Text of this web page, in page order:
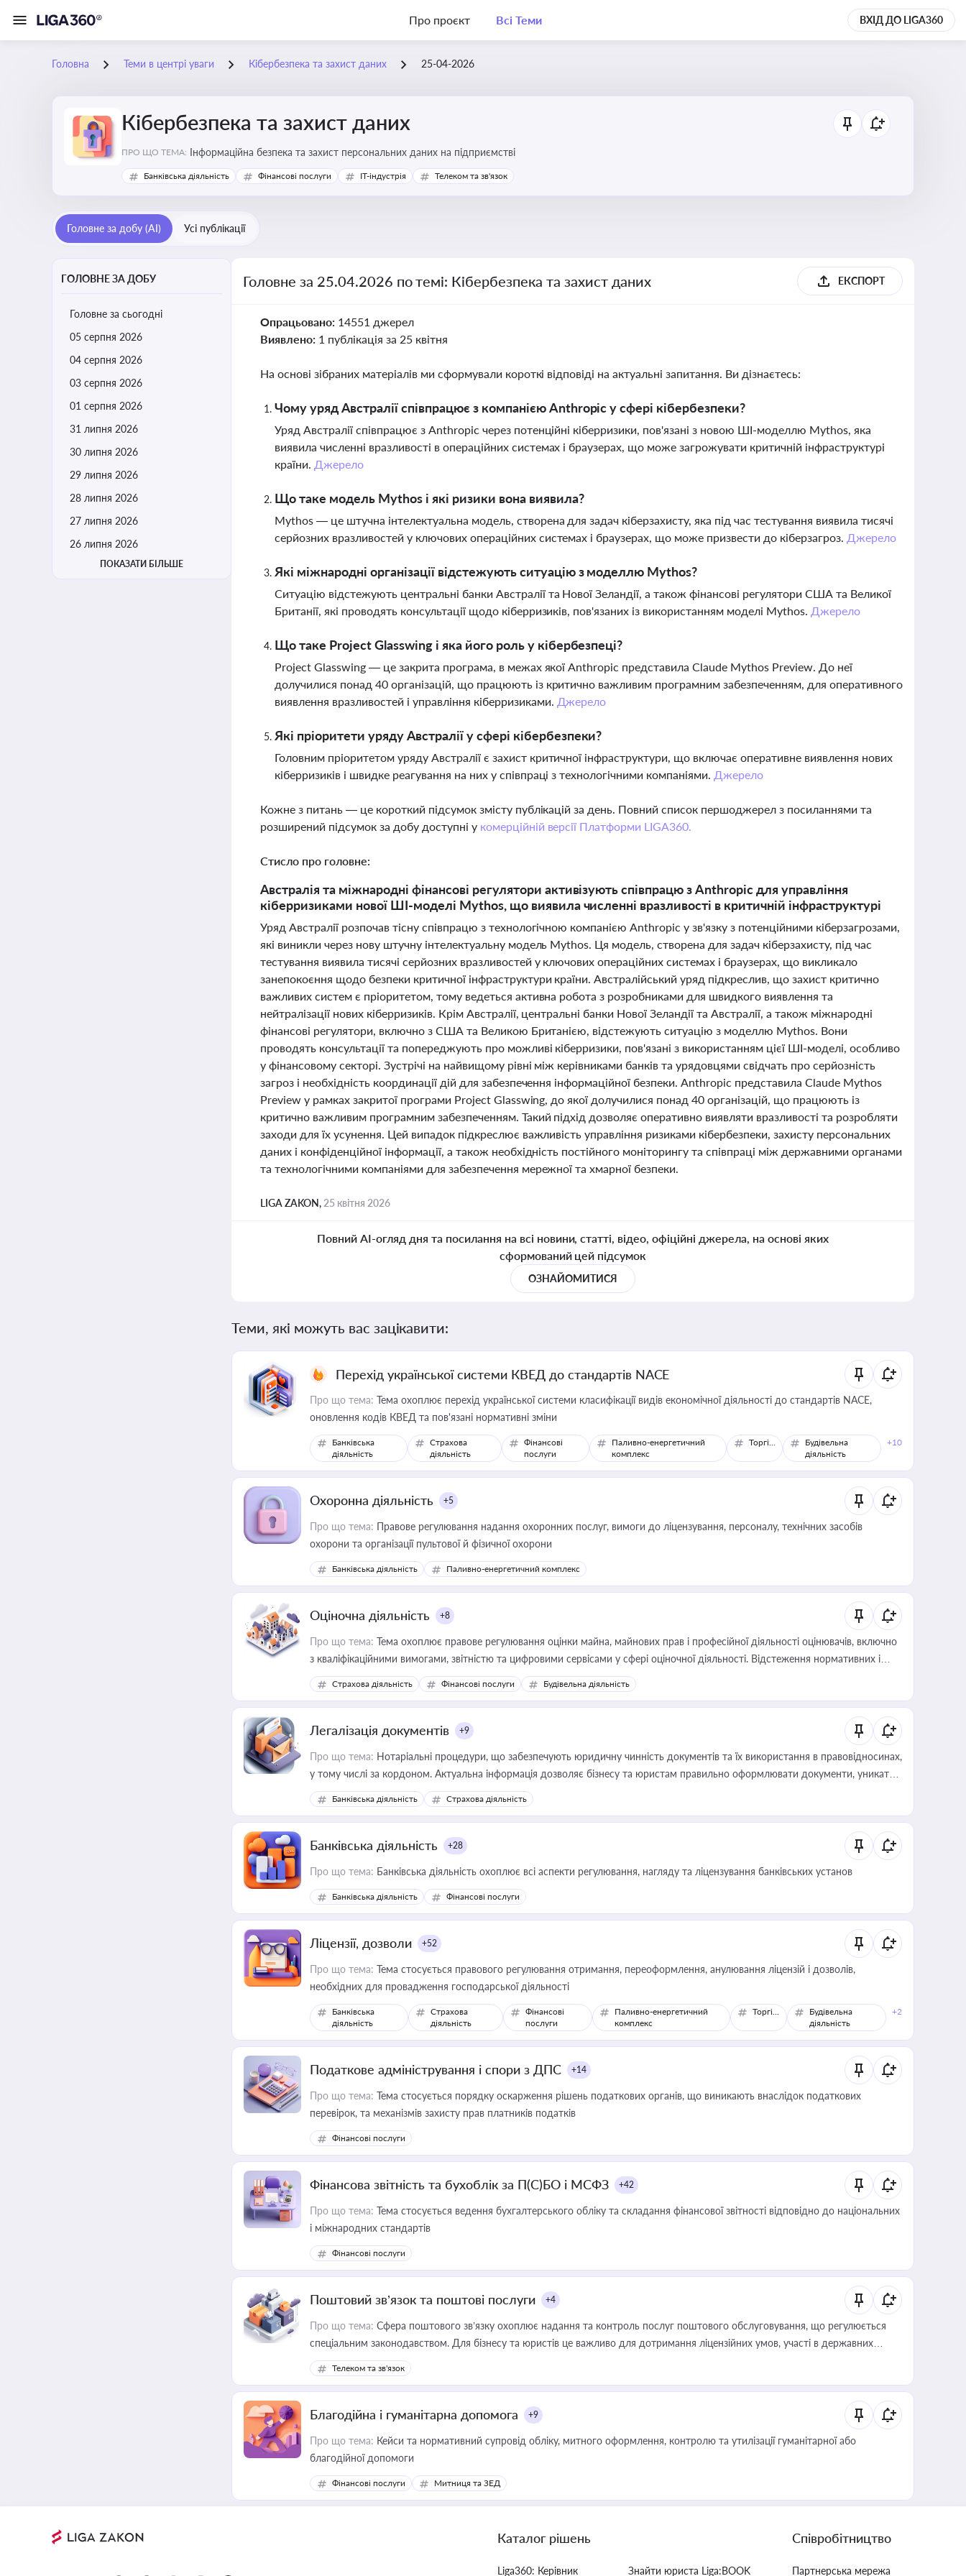
Про проєкт Всі Теми ВХІД ДО LIGA360
Головна Теми в центрі уваги Кібербезпека та захист даних 25-04-2026
Кібербезпека та захист даних
ПРО ЩО ТЕМА: Інформаційна безпека та захист персональних даних на підприємстві
Банківська діяльність Фінансові послуги IT-індустрія Телеком та зв'язок
Головне за добу (AI) Усі публікації
ГОЛОВНЕ ЗА ДОБУ
Головне за сьогодні
05 серпня 2026
04 серпня 2026
03 серпня 2026
01 серпня 2026
31 липня 2026
30 липня 2026
29 липня 2026
28 липня 2026
27 липня 2026
26 липня 2026
ПОКАЗАТИ БІЛЬШЕ
Головне за 25.04.2026 по темі: Кібербезпека та захист даних ЕКСПОРТ
Опрацьовано: 14551 джерел
Виявлено: 1 публікація за 25 квітня
На основі зібраних матеріалів ми сформували короткі відповіді на актуальні запитання. Ви дізнаєтесь:
Чому уряд Австралії співпрацює з компанією Anthropic у сфері кібербезпеки?
Уряд Австралії співпрацює з Anthropic через потенційні кіберризики, пов'язані з новою ШІ-моделлю Mythos, яка
виявила численні вразливості в операційних системах і браузерах, що може загрожувати критичній інфраструктурі
країни. Джерело
Що таке модель Mythos і які ризики вона виявила?
Mythos — це штучна інтелектуальна модель, створена для задач кіберзахисту, яка під час тестування виявила тисячі
серйозних вразливостей у ключових операційних системах і браузерах, що може призвести до кіберзагроз. Джерело
Які міжнародні організації відстежують ситуацію з моделлю Mythos?
Ситуацію відстежують центральні банки Австралії та Нової Зеландії, а також фінансові регулятори США та Великої
Британії, які проводять консультації щодо кіберризиків, пов'язаних із використанням моделі Mythos. Джерело
Що таке Project Glasswing і яка його роль у кібербезпеці?
Project Glasswing — це закрита програма, в межах якої Anthropic представила Claude Mythos Preview. До неї
долучилися понад 40 організацій, що працюють із критично важливим програмним забезпеченням, для оперативного
виявлення вразливостей і управління кіберризиками. Джерело
Які пріоритети уряду Австралії у сфері кібербезпеки?
Головним пріоритетом уряду Австралії є захист критичної інфраструктури, що включає оперативне виявлення нових
кіберризиків і швидке реагування на них у співпраці з технологічними компаніями. Джерело
Кожне з питань — це короткий підсумок змісту публікацій за день. Повний список першоджерел з посиланнями та
розширений підсумок за добу доступні у комерційній версії Платформи LIGA360.
Стисло про головне:
Австралія та міжнародні фінансові регулятори активізують співпрацю з Anthropic для управління
кіберризиками нової ШІ-моделі Mythos, що виявила численні вразливості в критичній інфраструктурі
Уряд Австралії розпочав тісну співпрацю з технологічною компанією Anthropic у зв'язку з потенційними кіберзагрозами,
які виникли через нову штучну інтелектуальну модель Mythos. Ця модель, створена для задач кіберзахисту, під час
тестування виявила тисячі серйозних вразливостей у ключових операційних системах і браузерах, що викликало
занепокоєння щодо безпеки критичної інфраструктури країни. Австралійський уряд підкреслив, що захист критично
важливих систем є пріоритетом, тому ведеться активна робота з розробниками для швидкого виявлення та
нейтралізації нових кіберризиків. Крім Австралії, центральні банки Нової Зеландії та Австралії, а також міжнародні
фінансові регулятори, включно з США та Великою Британією, відстежують ситуацію з моделлю Mythos. Вони
проводять консультації та попереджують про можливі кіберризики, пов'язані з використанням цієї ШІ-моделі, особливо
у фінансовому секторі. Зустрічі на найвищому рівні між керівниками банків та урядовцями свідчать про серйозність
загроз і необхідність координації дій для забезпечення інформаційної безпеки. Anthropic представила Claude Mythos
Preview у рамках закритої програми Project Glasswing, до якої долучилися понад 40 організацій, що працюють із
критично важливим програмним забезпеченням. Такий підхід дозволяє оперативно виявляти вразливості та розробляти
заходи для їх усунення. Цей випадок підкреслює важливість управління ризиками кібербезпеки, захисту персональних
даних і конфіденційної інформації, а також необхідність постійного моніторингу та співпраці між державними органами
та технологічними компаніями для забезпечення мережної та хмарної безпеки.
LIGA ZAKON, 25 квітня 2026
Повний AI-огляд дня та посилання на всі новини, статті, відео, офіційні джерела, на основі яких
сформований цей підсумок
ОЗНАЙОМИТИСЯ
Теми, які можуть вас зацікавити:
Перехід української системи КВЕД до стандартів NACE
Про що тема: Тема охоплює перехід української системи класифікації видів економічної діяльності до стандартів NACE,
оновлення кодів КВЕД та пов'язані нормативні зміни
Банківська
діяльність
Страхова
діяльність
Фінансові
послуги
Паливно-енергетичний
комплекс
Торгівля
Будівельна
діяльність
+10
Охоронна діяльність +5
Про що тема: Правове регулювання надання охоронних послуг, вимоги до ліцензування, персоналу, технічних засобів
охорони та організації пультової й фізичної охорони
Банківська діяльність Паливно-енергетичний комплекс
Оціночна діяльність +8
Про що тема: Тема охоплює правове регулювання оцінки майна, майнових прав і професійної діяльності оцінювачів, включно
з кваліфікаційними вимогами, звітністю та цифровими сервісами у сфері оціночної діяльності. Відстеження нормативних і
медійних змін у цій сфері корисне для власника бізнесу, керівника, юриста або бухгалтера під час оподаткування,
приватизації, оренди державного майна, корпоративних угод і перевірки статусу суб'єктів оціночної діяльності
Страхова діяльність Фінансові послуги Будівельна діяльність
Легалізація документів +9
Про що тема: Нотаріальні процедури, що забезпечують юридичну чинність документів та їх використання в правовідносинах,
у тому числі за кордоном. Актуальна інформація дозволяє бізнесу та юристам правильно оформлювати документи, уникати
ризиків недійсності та забезпечувати їх належне прийняття органами влади та контрагентами
Банківська діяльність Страхова діяльність
Банківська діяльність +28
Про що тема: Банківська діяльність охоплює всі аспекти регулювання, нагляду та ліцензування банківських установ
Банківська діяльність Фінансові послуги
Ліцензії, дозволи +52
Про що тема: Тема стосується правового регулювання отримання, переоформлення, анулювання ліцензій і дозволів,
необхідних для провадження господарської діяльності
Банківська
діяльність
Страхова
діяльність
Фінансові
послуги
Паливно-енергетичний
комплекс
Торгівля
Будівельна
діяльність
+2
Податкове адміністрування і спори з ДПС +14
Про що тема: Тема стосується порядку оскарження рішень податкових органів, що виникають внаслідок податкових
перевірок, та механізмів захисту прав платників податків
Фінансові послуги
Фінансова звітність та бухоблік за П(С)БО і МСФЗ +42
Про що тема: Тема стосується ведення бухгалтерського обліку та складання фінансової звітності відповідно до національних
і міжнародних стандартів
Фінансові послуги
Поштовий зв’язок та поштові послуги +4
Про що тема: Сфера поштового зв’язку охоплює надання та контроль послуг поштового обслуговування, що регулюється
спеціальним законодавством. Для бізнесу та юристів це важливо для дотримання ліцензійних умов, участі в державних
реєстрах і забезпечення прав споживачів.
Телеком та зв'язок
Благодійна і гуманітарна допомога +9
Про що тема: Кейси та нормативний супровід обліку, митного оформлення, контролю та утилізації гуманітарної або
благодійної допомоги
Фінансові послуги Митниця та ЗЕД
Каталог рішень
Liga360: Керівник Знайти юриста Liga:BOOK
Співробітництво
Партнерська мережа